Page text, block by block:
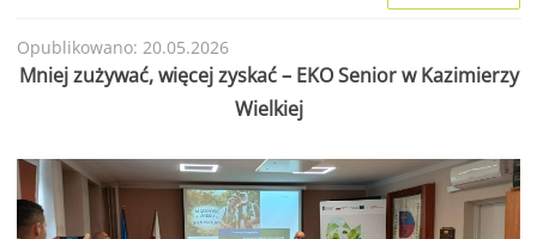
Opublikowano: 20.05.2026
Mniej zużywać, więcej zyskać – EKO Senior w Kazimierzy
Wielkiej